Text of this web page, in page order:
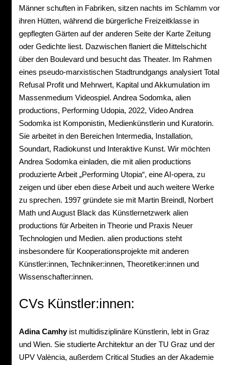
Männer schuften in Fabriken, sitzen nachts im Schlamm vor
ihren Hütten, während die bürgerliche Freizeitklasse in
gepflegten Gärten auf der anderen Seite der Karte Zeitung
oder Gedichte liest. Dazwischen flaniert die Mittelschicht
über den Boulevard und besucht das Theater. Im Rahmen
eines pseudo-marxistischen Stadtrundgangs analysiert Total
Refusal Profit und Mehrwert, Kapital und Akkumulation im
Massenmedium Videospiel. Andrea Sodomka, alien
productions, Performing Udopia, 2022, Video Andrea
Sodomka ist Komponistin, Medienkünstlerin und Kuratorin.
Sie arbeitet in den Bereichen Intermedia, Installation,
Soundart, Radiokunst und Interaktive Kunst. Wir möchten
Andrea Sodomka einladen, die mit alien productions
produzierte Arbeit „Performing Utopia“, eine AI-opera, zu
zeigen und über eben diese Arbeit und auch weitere Werke
zu sprechen. 1997 gründete sie mit Martin Breindl, Norbert
Math und August Black das Künstlernetzwerk alien
productions für Arbeiten in Theorie und Praxis Neuer
Technologien und Medien. alien productions steht
insbesondere für Kooperationsprojekte mit anderen
Künstler:innen, Techniker:innen, Theoretiker:innen und
Wissenschafter:innen.
CVs Künstler:innen:
Adina Camhyist multidisziplinäre Künstlerin, lebt in Graz
und Wien. Sie studierte Architektur an der TU Graz und der
UPV València, außerdem Critical Studies an der Akademie